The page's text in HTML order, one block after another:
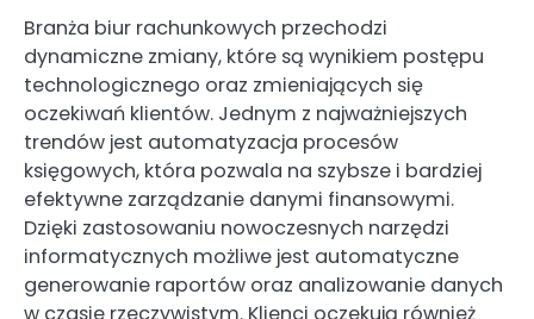
Branża biur rachunkowych przechodzi
dynamiczne zmiany, które są wynikiem postępu
technologicznego oraz zmieniających się
oczekiwań klientów. Jednym z najważniejszych
trendów jest automatyzacja procesów
księgowych, która pozwala na szybsze i bardziej
efektywne zarządzanie danymi finansowymi.
Dzięki zastosowaniu nowoczesnych narzędzi
informatycznych możliwe jest automatyczne
generowanie raportów oraz analizowanie danych